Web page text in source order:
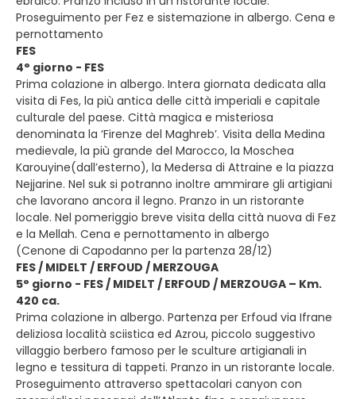
Proseguimento per Fez e sistemazione in albergo. Cena e
pernottamento
FES
4° giorno - FES
Prima colazione in albergo. Intera giornata dedicata alla
visita di Fes, la più antica delle città imperiali e capitale
culturale del paese. Città magica e misteriosa
denominata la ‘Firenze del Maghreb’. Visita della Medina
medievale, la più grande del Marocco, la Moschea
Karouyine(dall’esterno), la Medersa di Attraine e la piazza
Nejjarine. Nel suk si potranno inoltre ammirare gli artigiani
che lavorano ancora il legno. Pranzo in un ristorante
locale. Nel pomeriggio breve visita della città nuova di Fez
e la Mellah. Cena e pernottamento in albergo
(Cenone di Capodanno per la partenza 28/12)
FES / MIDELT / ERFOUD / MERZOUGA
5° giorno - FES / MIDELT / ERFOUD / MERZOUGA – Km.
420 ca.
Prima colazione in albergo. Partenza per Erfoud via Ifrane
deliziosa località sciistica ed Azrou, piccolo suggestivo
villaggio berbero famoso per le sculture artigianali in
legno e tessitura di tappeti. Pranzo in un ristorante locale.
Proseguimento attraverso spettacolari canyon con